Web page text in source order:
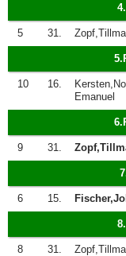
5 31.
10 16.
Emanuel
9 31.
6 15.
8 31.